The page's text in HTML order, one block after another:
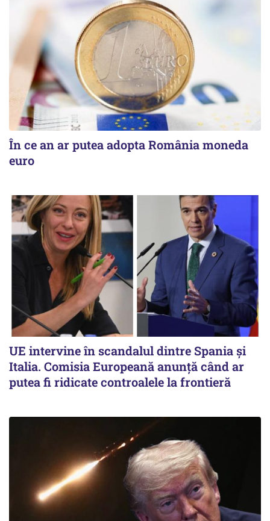
În ce an ar putea adopta România moneda
euro
UE intervine în scandalul dintre Spania și
Italia. Comisia Europeană anunță când ar
putea fi ridicate controalele la frontieră